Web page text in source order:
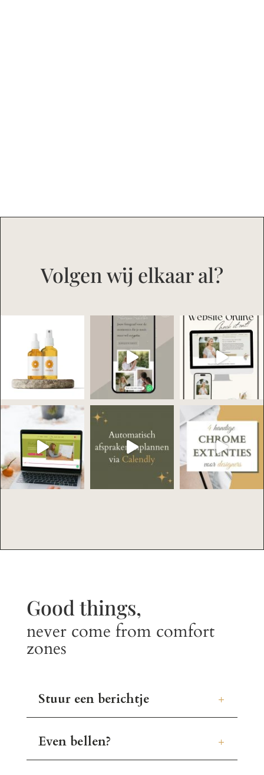
Volgen wij elkaar al?
Good things,
never come from comfort
zones
Stuur een berichtje
Even bellen?